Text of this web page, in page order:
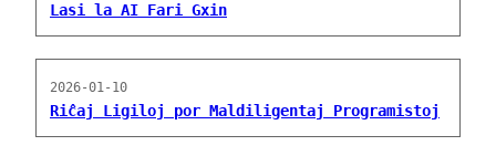
Lasi la AI Fari Gxin
2026-01-10
Riĉaj Ligiloj por Maldiligentaj Programistoj